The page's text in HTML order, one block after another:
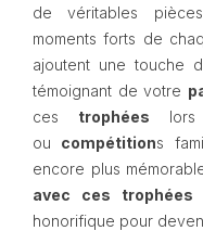
de véritables
moments forts de
ajoutent une touche
témoignant de votre
ces trophées lors
ou compétitions
encore plus
avec ces trophées
honorifique pour